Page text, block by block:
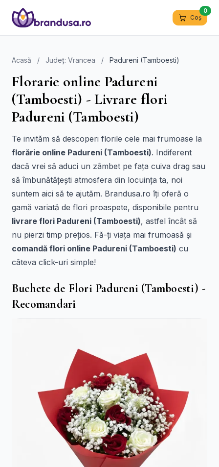
Coș
0
Acasă / Județ: Vrancea / Padureni (Tamboesti)
Florarie online Padureni
(Tamboesti) - Livrare flori
Padureni (Tamboesti)
Te invităm să descoperi florile cele mai frumoase la
florărie online Padureni (Tamboesti). Indiferent
dacă vrei să aduci un zâmbet pe fața cuiva drag sau
să îmbunătățești atmosfera din locuința ta, noi
suntem aici să te ajutăm. Brandusa.ro îți oferă o
gamă variată de flori proaspete, disponibile pentru
livrare flori Padureni (Tamboesti), astfel încât să
nu pierzi timp prețios. Fă-ți viața mai frumoasă și
comandă flori online Padureni (Tamboesti) cu
câteva click-uri simple!
Buchete de Flori Padureni (Tamboesti) -
Recomandari